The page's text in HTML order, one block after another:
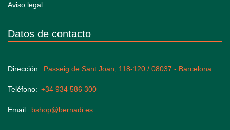
Aviso legal
Datos de contacto
Dirección Passeig de Sant Joan, 118-120 / 08037 - Barcelona
Teléfono +34 934 586 300
Email bshop@bernadi.es